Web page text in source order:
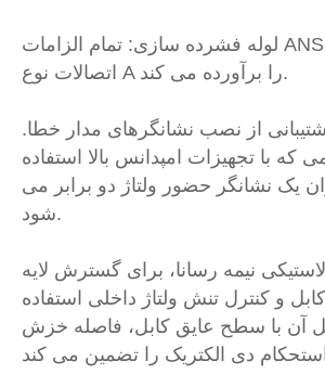
لوله فشرده سازی: تمام الزامات ANSI C119.4 برای
اتصالات نوع A را برآورده می کند.
از نصب نشانگرهای مدار خطا.
که با تجهیزات امپدانس بالا استفاده
یک نشانگر حضور ولتاژ دو برابر می
شود.
نیمه رسانا، برای گسترش لایه
و کنترل تنش ولتاژ داخلی استفاده
آن با سطح عایق کابل، فاصله خزش